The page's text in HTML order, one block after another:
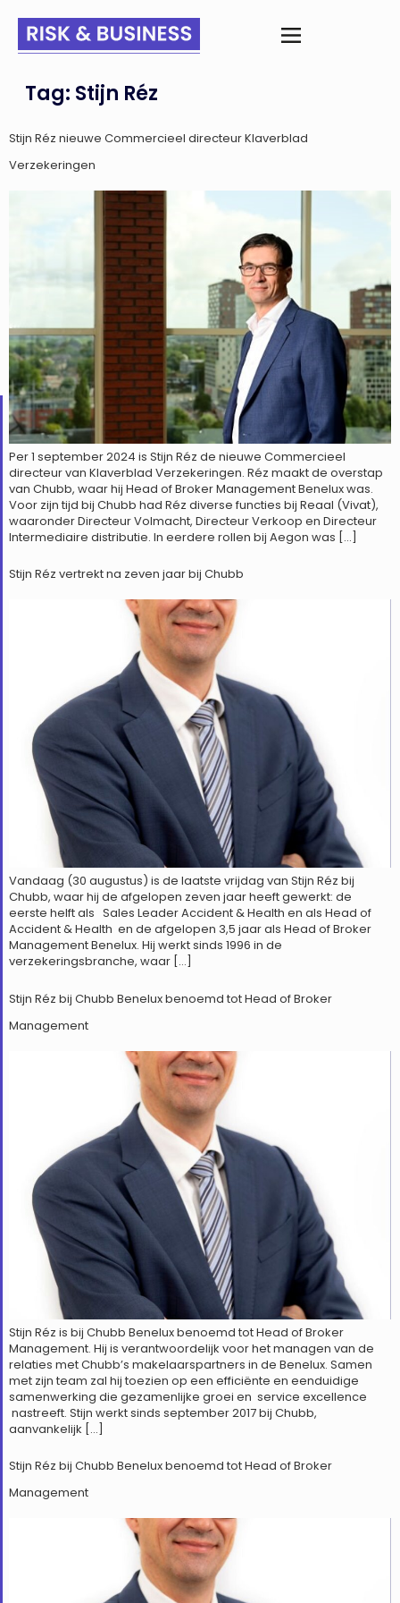
Tag: Stijn Réz
Stijn Réz nieuwe Commercieel directeur Klaverblad
Verzekeringen
Per 1 september 2024 is Stijn Réz de nieuwe Commercieel
directeur van Klaverblad Verzekeringen. Réz maakt de overstap
van Chubb, waar hij Head of Broker Management Benelux was.
Voor zijn tijd bij Chubb had Réz diverse functies bij Reaal (Vivat),
waaronder Directeur Volmacht, Directeur Verkoop en Directeur
Intermediaire distributie. In eerdere rollen bij Aegon was […]
Stijn Réz vertrekt na zeven jaar bij Chubb
Vandaag (30 augustus) is de laatste vrijdag van Stijn Réz bij
Chubb, waar hij de afgelopen zeven jaar heeft gewerkt: de
eerste helft als Sales Leader Accident & Health en als Head of
Accident & Health en de afgelopen 3,5 jaar als Head of Broker
Management Benelux. Hij werkt sinds 1996 in de
verzekeringsbranche, waar […]
Stijn Réz bij Chubb Benelux benoemd tot Head of Broker
Management
Stijn Réz is bij Chubb Benelux benoemd tot Head of Broker
Management. Hij is verantwoordelijk voor het managen van de
relaties met Chubb’s makelaarspartners in de Benelux. Samen
met zijn team zal hij toezien op een efficiënte en eenduidige
samenwerking die gezamenlijke groei en service excellence
nastreeft. Stijn werkt sinds september 2017 bij Chubb,
aanvankelijk […]
Stijn Réz bij Chubb Benelux benoemd tot Head of Broker
Management